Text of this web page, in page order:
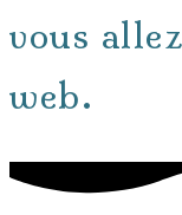
vous
web.